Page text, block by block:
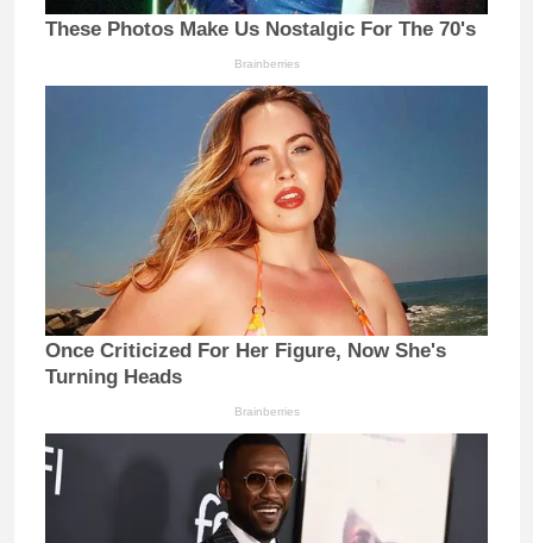
These Photos Make Us Nostalgic For The 70's
Brainberries
Once Criticized For Her Figure, Now She's
Turning Heads
Brainberries